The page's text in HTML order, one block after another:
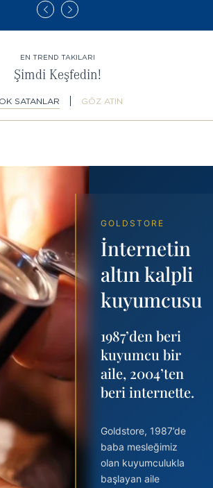
EN TREND TAKILARI
Şimdi Keşfedin!
SATANLAR GÖZ ATIN
KALBİNİZDE HİSSEDECEKSİNİZ
GOLDSTORE
İnternetin
altın kalpli
kuyumcusu
1987’den beri
kuyumcu bir
aile, 2004’ten
beri internette.
Goldstore, 1987’de
baba mesleğimiz
olan kuyumculukla
başlayan aile